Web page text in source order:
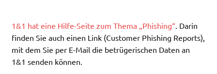
1&1 hat eine Hilfe-Seite zum Thema „Phishing“ . Darin
finden Sie auch einen Link (Customer Phishing Reports),
mit dem Sie per E-Mail die betrügerischen Daten an
1&1 senden können.